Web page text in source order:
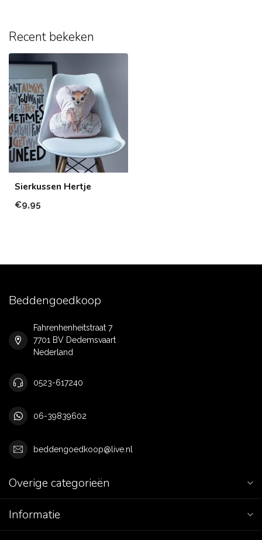
Recent bekeken
Sierkussen Hertje
€9,95
Beddengoedkoop
Fahrenhenheitstraat 7
7701 BV Dedemsvaart
Nederland
0523-617240
06-39839602
beddengoedkoop@live.nl
Overige categorieën
Informatie